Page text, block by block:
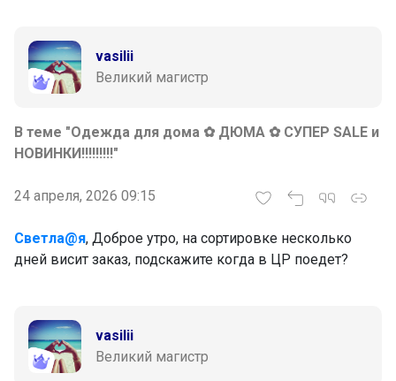
vasilii
Великий магистр
В теме "Одежда для дома ✿ ДЮMA ✿ СУПЕР SALE и
НОВИНКИ!!!!!!!!!"
24 апреля, 2026 09:15
Светла@я, Доброе утро, на сортировке несколько
дней висит заказ, подскажите когда в ЦР поедет?
vasilii
Великий магистр